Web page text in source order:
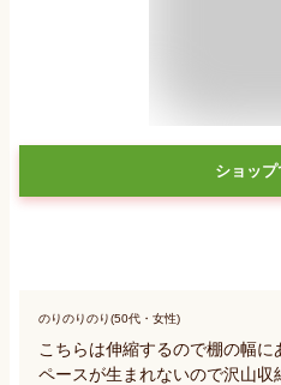
ショップ
のりのりのり(50代・女性)
こちらは伸縮するので棚の幅
ペースが生まれないので沢山収